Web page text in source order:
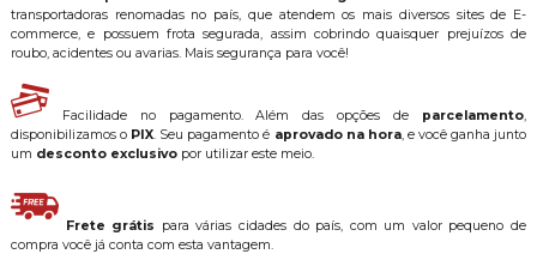
transportadoras renomadas no país, que atendem os mais diversos sites de E-
commerce, e possuem frota segurada, assim cobrindo quaisquer prejuízos de
roubo, acidentes ou avarias. Mais segurança para você!
Facilidade no pagamento. Além das opções de parcelamento,
disponibilizamos o PIX. Seu pagamento é aprovado na hora, e você ganha junto
um desconto exclusivopor utilizar este meio.
Frete grátis para várias cidades do país, com um valor pequeno de
compra você já conta com esta vantagem.